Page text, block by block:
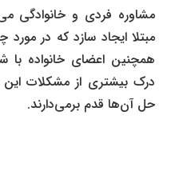
مشاوره فردی و خانوادگی
مبتلا ایجاد سازد که در
همچنین اعضای خانواده با
درک بیشتری از مشکلات این
حل آن‌ها قدم برمی‌دارند.